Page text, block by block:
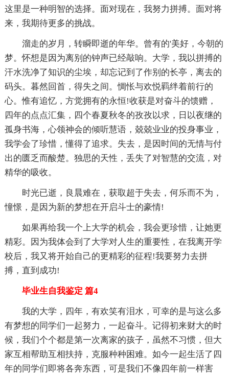
这里是一种明智的选择。面对现在，我努力拼搏。面对将
来，我期待更多的挑战。
溜走的岁月，转瞬即逝的年华。曾有的'美好，今朝的
梦。怀想是因为离别的钟声已经敲响。大学，我以拼搏的
汗水洗净了知识的尘埃，却忘记到了作别的长亭，离去的
码头。暮然回首，得失之间。惆怅与欢悦羁绊着前行的
心。惟有追忆，方觉拥有的永恒!收获是对奋斗的馈赠，
四年的点点汇集，四个春夏秋冬的孜孜以求，日以夜继的
孤身书海，心领神会的倾听慧语，兢兢业业的投身事业，
我学会了珍惜，懂得了追求。失去，是因时间的无情与付
出的匮乏而酸楚。独思的天性，丢失了对智慧的交流，对
精华的吸收。
时光已逝，良晨难在，获取超于失去，何乐而不为，
憧憬，是因为新的梦想在开启斗士的豪情!
如果再给我一个上大学的机会，我会更珍惜，让她更
精彩。因为我体会到了大学对人生的重要性，在我离开学
校后，我又将开始自己的更精彩的征程!我要努力去拼
搏，直到成功!
毕业生自我鉴定 篇4
我的大学，四年，有欢笑有泪水，可幸的是与这么多
有梦想的同学们一起努力，一起奋斗。记得初来财大的时
候，我们个个都是第一次离家的孩子，虽然不习惯，但大
家互相帮助互相扶持，克服种种困难。如今一起生活了四
年的同学们即将各奔东西，可是我们不像四年前一样害